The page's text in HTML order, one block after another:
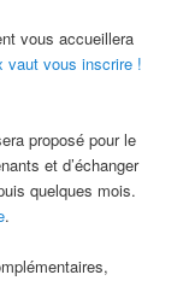
vous accueillera
vaut vous inscrire !
proposé pour le
et d’échanger
quelques mois.
.